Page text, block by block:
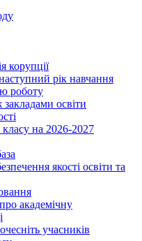
корупції
рік навчання
роботу
освіти
на 2026-2027
якості освіти та
академічну
учасників